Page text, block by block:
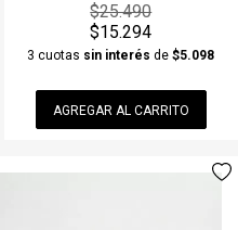
$25.490
$15.294
3 cuotas sin interés de$5.098
AGREGAR AL CARRITO